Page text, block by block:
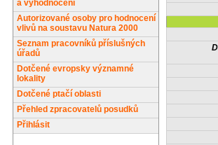
a vyhodnocení
Autorizované osoby pro hodnocení
vlivů na soustavu Natura 2000
Seznam pracovníků příslušných
úřadů
Dotčené evropsky významné
lokality
Dotčené ptačí oblasti
Přehled zpracovatelů posudků
Přihlásit